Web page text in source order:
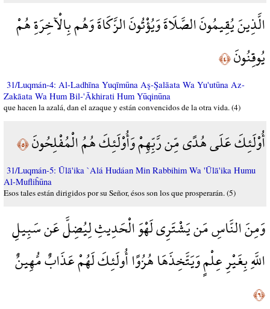
الَّذِينَ يُقِيمُونَ الصَّلَاةَ وَيُؤْتُونَ الزَّكَاةَ وَهُم بِالْآخِرَةِ هُمْ
يُوقِنُونَ﴿٤﴾
31/Luqmán-4: Al-Ladhīna Yuqīmūna Aş-Şalāata Wa Yu'utūna Az-
Zakāata Wa Hum Bil-'Ākhirati Hum Yūqinūna
que hacen la azalá, dan el azaque y están convencidos de la otra vida. (4)
أُوْلَئِكَ عَلَى هُدًى مِّن رَّبِّهِمْ وَأُوْلَئِكَ هُمُ الْمُفْلِحُونَ﴿٥﴾
31/Luqmán-5: Ūlā'ika `Alá Hudáan Min Rabbihim Wa 'Ūlā'ika Humu
Al-Mufliĥūna
Esos tales están dirigidos por su Señor, ésos son los que prosperarán. (5)
وَمِنَ النَّاسِ مَن يَشْتَرِي لَهْوَ الْحَدِيثِ لِيُضِلَّ عَن سَبِيلِ
اللَّهِ بِغَيْرِ عِلْمٍ وَيَتَّخِذَهَا هُزُوًا أُولَئِكَ لَهُمْ عَذَابٌ مُّهِينٌ
﴿٦﴾